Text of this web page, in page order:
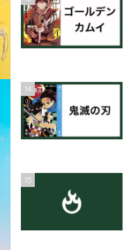
14
15